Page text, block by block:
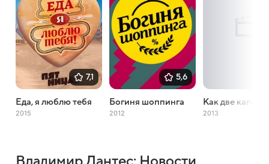
7,1
Еда, я люблю тебя
2015
5,6
Богиня шоппинга
2012
Как две капли
2013